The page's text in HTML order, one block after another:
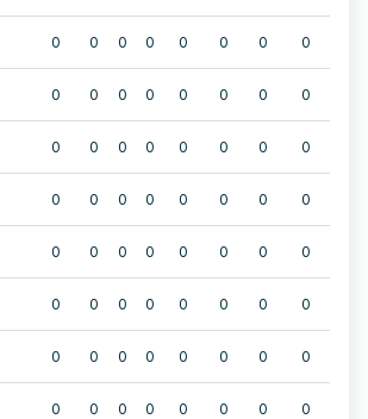
0 0 0 0 0 0 0 0
0 0 0 0 0 0 0 0
0 0 0 0 0 0 0 0
0 0 0 0 0 0 0 0
0 0 0 0 0 0 0 0
0 0 0 0 0 0 0 0
0 0 0 0 0 0 0 0
0 0 0 0 0 0 0 0